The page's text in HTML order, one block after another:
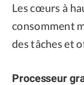
Les cœurs à
consomment
des tâches et
Processeur